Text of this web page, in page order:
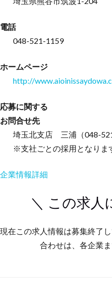
電話
048-521-1159
ホームページ
http://
応募に関する
お問合せ先
埼玉北支店 三浦（048-
※支社ごとの採用となりま
企業情報詳細
＼ この求人
現在この求人情報は募集終了
合わせは、各企業